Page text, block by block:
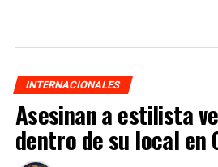
INTERNACIONALES
Asesinan a estilista
dentro de su local en